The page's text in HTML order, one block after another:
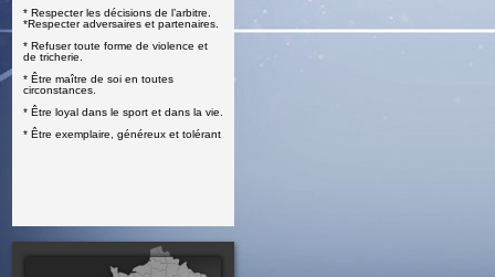
* Respecter les décisions de l’arbitre.
*Respecter adversaires et partenaires.
* Refuser toute forme de violence et
de tricherie.
* Être maître de soi en toutes
circonstances.
* Être loyal dans le sport et dans la vie.
* Être exemplaire, généreux et tolérant